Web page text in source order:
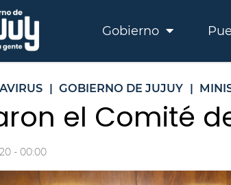
Gobierno
| GOBIERNO DE JUJUY |
el Comité
- 00:00